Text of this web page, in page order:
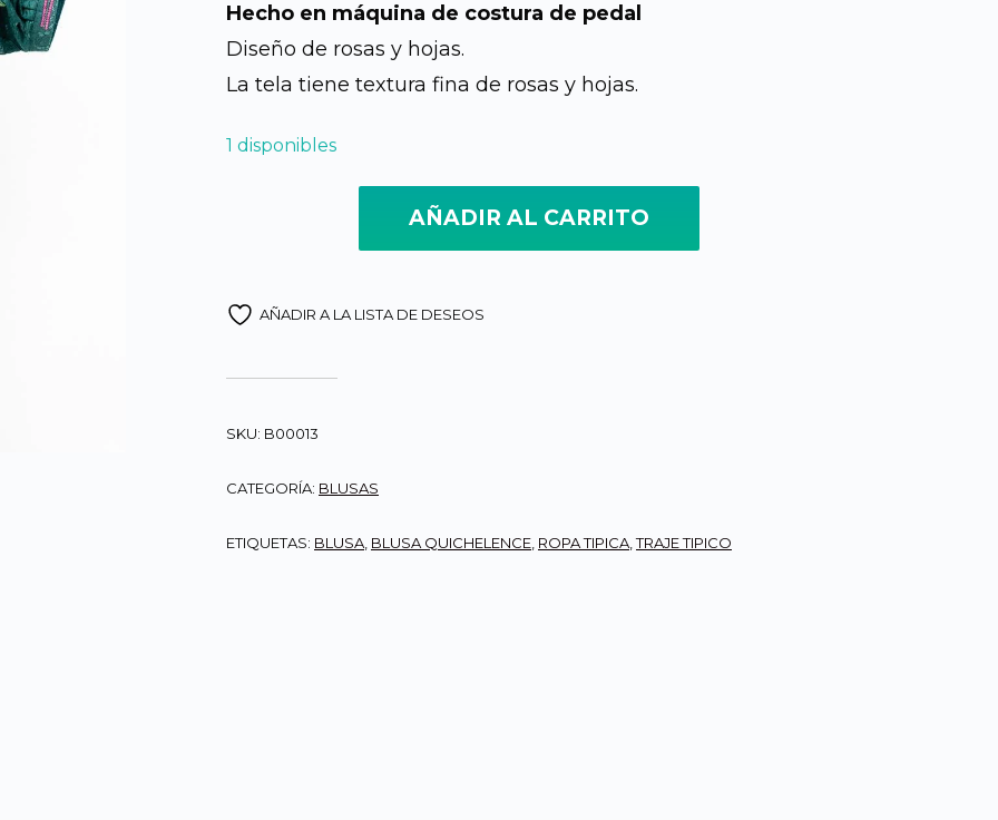
original
era:
es:
Hecho en máquina de costura de pedal
Diseño de rosas y hojas.
La tela tiene textura fina de rosas y hojas.
1 disponibles
Blusa de Rosas cantidadAÑADIR AL CARRITO
AÑADIR A LA LISTA DE DESEOS
SKU: B00013
CATEGORÍA: BLUSAS
ETIQUETAS: BLUSA BLUSA QUICHELENCE ROPA TIPICA ,TRAJE TIPICO